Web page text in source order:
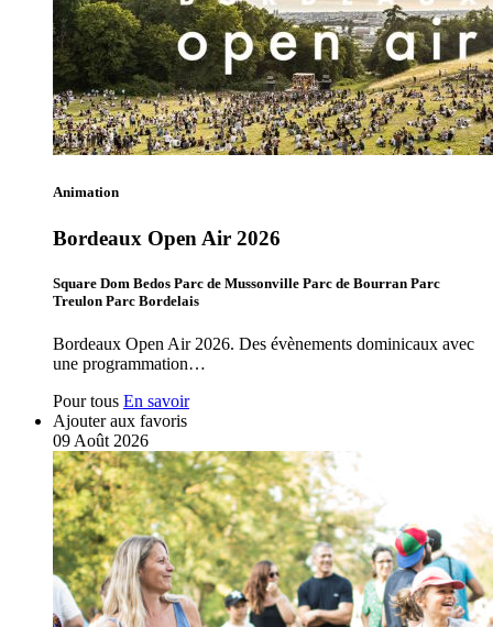
Animation
Bordeaux Open Air 2026
Square Dom Bedos Parc de Mussonville Parc de Bourran Parc
Treulon Parc Bordelais
Bordeaux Open Air 2026. Des évènements dominicaux avec
une programmation…
Pour tous En savoir
Ajouter aux favoris
09 Août 2026